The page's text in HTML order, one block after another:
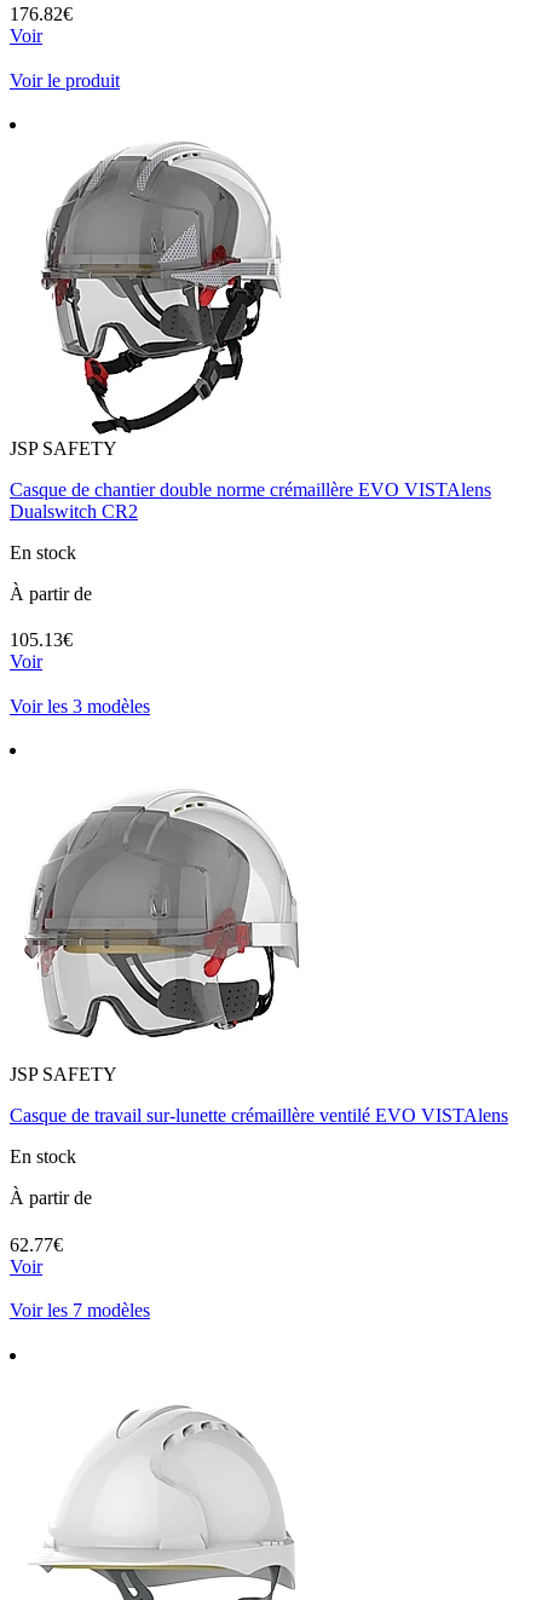
176.82€
Voir
Voir le produit
JSP SAFETY
Casque de chantier double norme crémaillère EVO VISTAlens
Dualswitch CR2
En stock
À partir de
105.13€
Voir
Voir les 3 modèles
JSP SAFETY
Casque de travail sur-lunette crémaillère ventilé EVO VISTAlens
En stock
À partir de
62.77€
Voir
Voir les 7 modèles